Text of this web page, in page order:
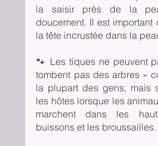
la saisir près de la
doucement. Il est
la tête incrustée dans la
🐾 Les tiques ne peuvent
tombent pas des arbres »
la plupart des gens, mais
les hôtes lorsque les
marchent dans les
buissons et les broussailles.